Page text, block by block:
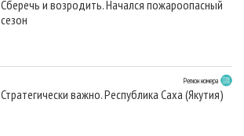
Сберечь и возродить. Начался пожароопасный
сезон
Регион номера
Стратегически важно. Республика Саха (Якутия)